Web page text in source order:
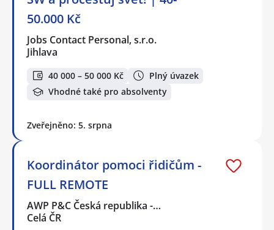
50.000 Kč
Jobs Contact Personal, s.r.o.
Jihlava
40 000 – 50 000 Kč
Plný úvazek
Vhodné také pro absolventy
Zveřejněno: 5. srpna
Koordinátor pomoci řidičům -
FULL REMOTE
AWP P&C Česká republika -…
Celá ČR